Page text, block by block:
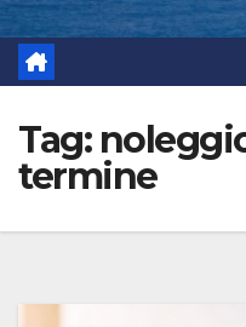
Tag:
termine